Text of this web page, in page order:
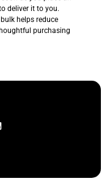
deliver it to you.
helps reduce
purchasing